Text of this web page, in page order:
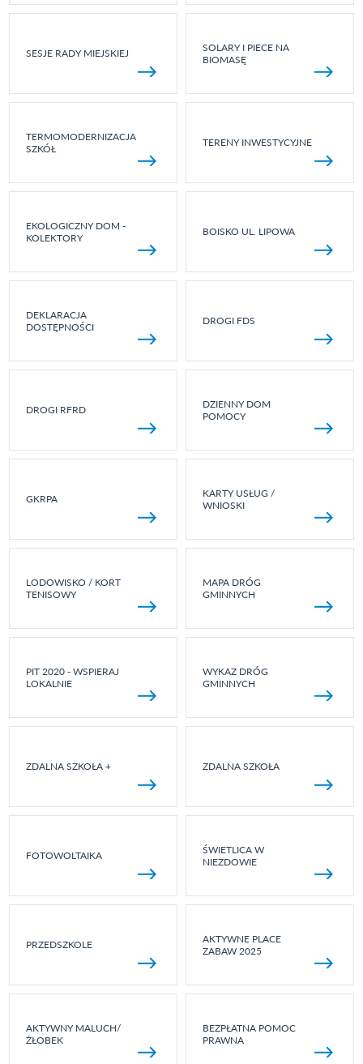
SESJE RADY MIEJSKIEJ
SOLARY I PIECE NA
BIOMASĘ
TERMOMODERNIZACJA
SZKÓŁ
TERENY INWESTYCYJNE
EKOLOGICZNY DOM -
KOLEKTORY
BOISKO UL. LIPOWA
DEKLARACJA
DOSTĘPNOŚCI
DROGI FDS
DROGI RFRD
DZIENNY DOM
POMOCY
GKRPA
KARTY USŁUG /
WNIOSKI
LODOWISKO / KORT
TENISOWY
MAPA DRÓG
GMINNYCH
PIT 2020 - WSPIERAJ
LOKALNIE
WYKAZ DRÓG
GMINNYCH
ZDALNA SZKOŁA + ZDALNA SZKOŁA
FOTOWOLTAIKA
ŚWIETLICA W
NIEZDOWIE
PRZEDSZKOLE
AKTYWNE PLACE
ZABAW 2025
AKTYWNY MALUCH/
ŻŁOBEK
BEZPŁATNA POMOC
PRAWNA